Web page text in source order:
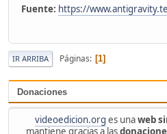
Donaciones
videoedicion.org es unaweb
mantiene gracias a las
Fuente: https://
IR ARRIBA Páginas 1